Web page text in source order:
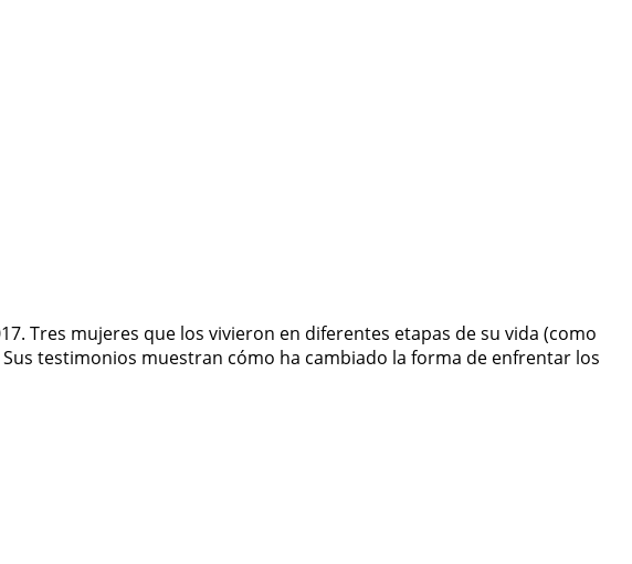
Tres mujeres que los vivieron en diferentes etapas de su vida (como
testimonios muestran cómo ha cambiado la forma de enfrentar los